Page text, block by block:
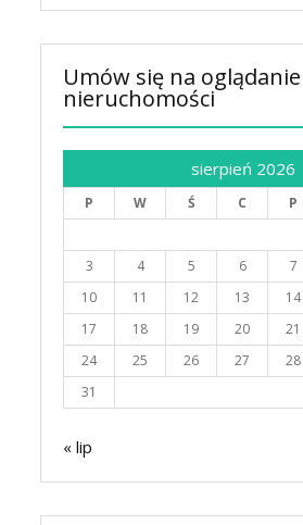
Umów się na oglądanie
nieruchomości
sierpień 2026
P W Ś C P
3
4 5 6 7
10
11 12 13 14
17
18 19 20 21
24
25 26 27 28
31
« lip